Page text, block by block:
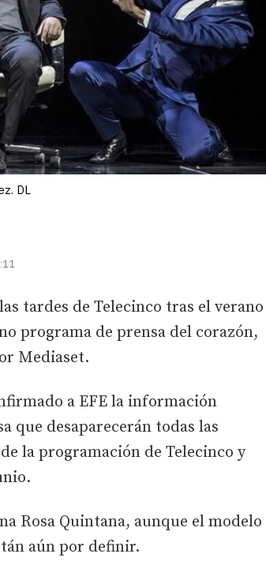
DL
tardes de Telecinco tras el verano
programa de prensa del corazón,
Mediaset.
a EFE la información
que desaparecerán todas las
la programación de Telecinco y
Rosa Quintana, aunque el modelo
aún por definir.